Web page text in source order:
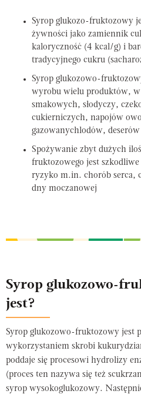
Syrop glukozo-fruktozowy
żywności jako zamiennik
kaloryczność (4 kcal/g) i
tradycyjnego cukru
Syrop glukozowo-
wyrobu wielu produktów,
smakowych, słodyczy,
cukierniczych, napojów
gazowanychlodów, deserów
Spożywanie zbyt dużych
fruktozowego jest
ryzyko m.in. chorób serca,
dny moczanowej
Syrop glukozowo-
jest?
Syrop glukozowo-fruktozowy jest
wykorzystaniem skrobi
poddaje się procesowi hydrolizy
(proces ten nazywa się też
syrop wysokoglukozowy.